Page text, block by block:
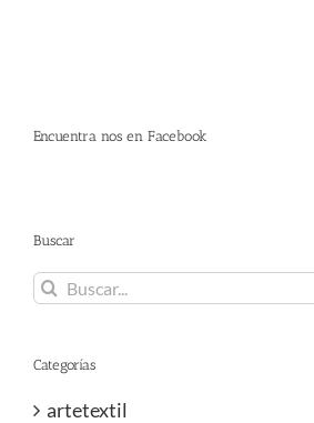
Encuentra nos en Facebook
Buscar
Buscar:
Categorías
artetextil